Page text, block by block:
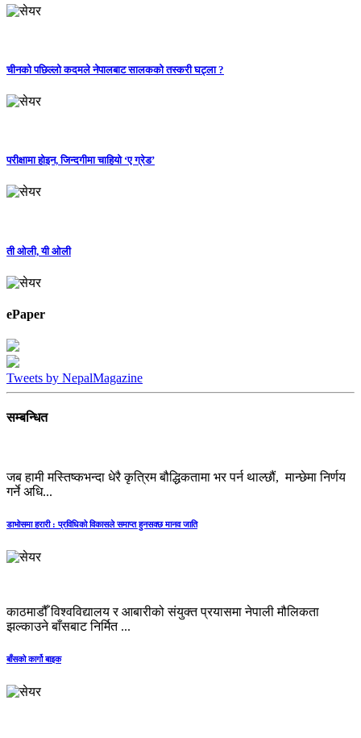
चीनको पछिल्लो कदमले नेपालबाट सालकको तस्करी घट्ला ?
परीक्षामा होइन, जिन्दगीमा चाहियो ‘ए ग्रेड’
ती ओली, यी ओली
ePaper
Tweets by NepalMagazine
सम्बन्धित
जब हामी मस्तिष्कभन्दा धेरै कृत्रिम बौद्धिकतामा भर पर्न थाल्छौं, मान्छेमा निर्णय
गर्ने अधि...
डाभोसमा हरारी : प्रविधिको विकासले समाप्‍त हुनसक्छ मानव जाति
काठमाडौँ विश्वविद्यालय र आबारीको संयुक्त प्रयासमा नेपाली मौलिकता
झल्काउने बाँसबाट निर्मित ...
बाँसको कार्गो बाइक